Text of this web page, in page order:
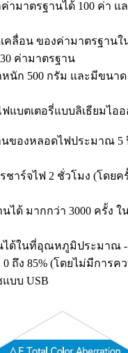
ามาตรฐานได้ 100 ค่า แ
คลื่อน ของค่ามาตรฐานใน
ค่ามาตรฐาน
หนัก 500 กรัม และมีขนาด
แบตเตอรี่แบบลิเธียมไออ
นของหลอดไฟประมาณ 5
ชาร์จไฟ 2 ชั่วโมง (โดยค
ได้ มากกว่า 3000 ครั้ง ใ
ได้ในที่อุณหภูมิประมาณ -
ถึง 85% (โดยไม่มีการค
แบบ USB